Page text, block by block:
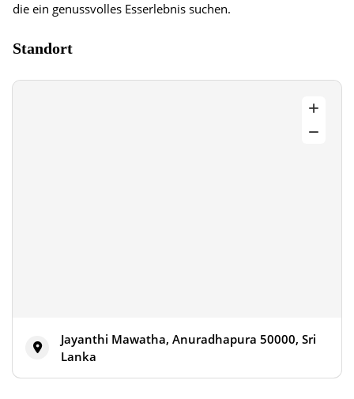
die ein genussvolles Esserlebnis suchen.
Standort
Jayanthi Mawatha, Anuradhapura 50000, Sri
Lanka